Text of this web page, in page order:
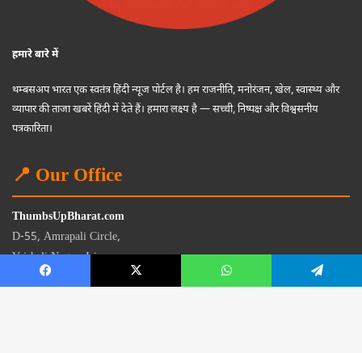
हमारे बारे में
थम्बसअप भारत एक स्वतंत्र हिंदी न्यूज पोर्टल है। हम राजनीति, मनोरंजन, खेल, स्वास्थ्य और
व्यापार की ताजा खबरें हिंदी में देते हैं। हमारा लक्ष्य है — सच्ची, निष्पक्ष और विश्वसनीय
पत्रकारिता।
📍 Our Office
ThumbsUpBharat.com
D-55, Amrapali Circle,
Vaishali Nagar, Jaipur
Rajasthan - 302021